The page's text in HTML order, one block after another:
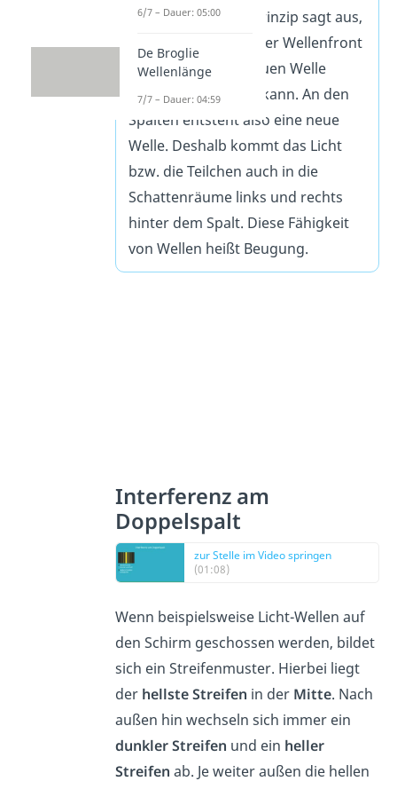
Das Huygenssche Prinzip sagt aus,
dass jeder Punkt einer Wellenfront
als Erreger einer neuen Welle
angesehen werden kann. An den
Spalten entsteht also eine neue
Welle. Deshalb kommt das Licht
bzw. die Teilchen auch in die
Schattenräume links und rechts
hinter dem Spalt. Diese Fähigkeit
von Wellen heißt Beugung.
Interferenz am
Doppelspalt
zur Stelle im Video springen
(01:08)
Wenn beispielsweise Licht-Wellen auf
den Schirm geschossen werden, bildet
sich ein Streifenmuster. Hierbei liegt
der hellste Streifen in der Mitte. Nach
außen hin wechseln sich immer ein
dunkler Streifen und ein heller
Streifenab. Je weiter außen die hellen
6/7 – Dauer: 05:00
De Broglie
Wellenlänge
7/7 – Dauer: 04:59